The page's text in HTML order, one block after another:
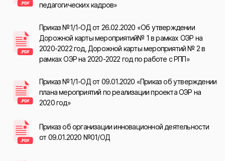
педагогических кадров»
Приказ №1/1-ОД от 26.02.2020 «Об утверждении
Дорожной карты мероприятий№ 1 в рамках ОЭР на
2020-2022 год, Дорожной карты мероприятий № 2 в
рамках ОЭР на 2020-2022 год по работе с РПП»
Приказ №1/1-ОД от 09.01.2020 «Приказ об утверждении
плана мероприятий по реализации проекта ОЭР на
2020 год»
Приказ об организации инновационной деятельности
от 09.01.2020 №01/ОД